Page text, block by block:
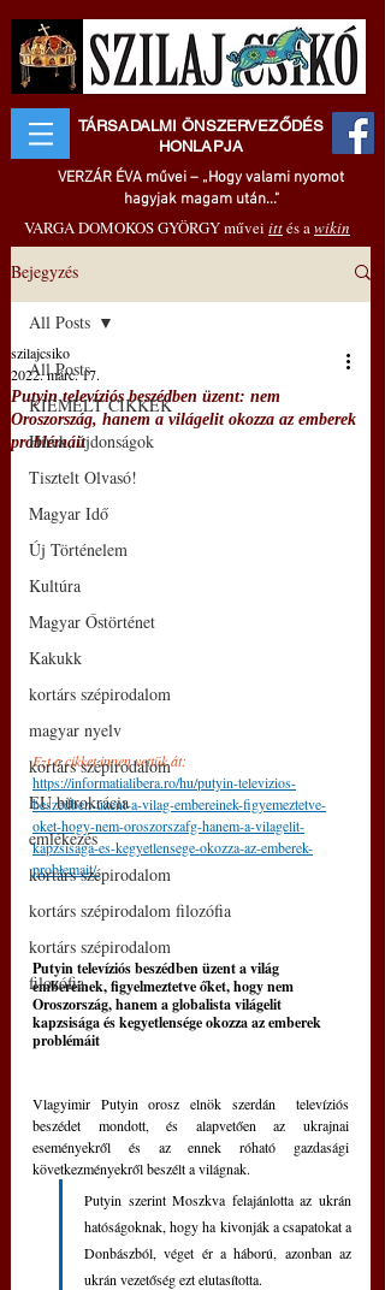
TÁRSADALMI ÖNSZERVEZŐDÉS
HONLAPJA
VERZÁR ÉVA művei – „Hogy valami nyomot
hagyjak magam után..."
VARGA DOMOKOS GYÖRGY művei ittés awikin
Bejegyzés
All Posts
KIEMELT CIKKEK
Hírek, újdonságok
Tisztelt Olvasó!
Magyar Idő
Új Történelem
Kultúra
Magyar Őstörténet
Kakukk
kortárs szépirodalom
magyar nyelv
kortárs szépirodalom
EU bürokrácia
emlékezés
kortárs szépirodalom
kortárs szépirodalom filozófia
kortárs szépirodalom
filozófia
All Posts
Putyin televíziós beszédben üzent: nem
Oroszország, hanem a világelit okozza az emberek
problémáit
szilajcsiko
2022. márc. 17.
Ezt a cikket innen vettük át:
https://informatialibera.ro/hu/putyin-televizios-
beszedben-uzent-a-vilag-embereinek-figyemeztetve-
oket-hogy-nem-oroszorszafg-hanem-a-vilagelit-
kapzsisaga-es-kegyetlensege-okozza-az-emberek-
problemait/
Putyin televíziós beszédben üzent a világ
embereinek, figyelmeztetve őket, hogy nem
Oroszország, hanem a globalista világelit
kapzsisága és kegyetlensége okozza az emberek
problémáit
Vlagyimir Putyin orosz elnök szerdán  televíziós
beszédet mondott, és alapvetően az ukrajnai
eseményekről és az ennek róható gazdasági
következményekről beszélt a világnak.
Putyin szerint Moszkva felajánlotta az ukrán
hatóságoknak, hogy ha kivonják a csapatokat a
Donbászból, véget ér a háború, azonban az
ukrán vezetőség ezt elutasította.